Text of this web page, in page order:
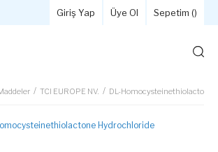
Giriş Yap Üye Ol Sepetim ()
TCI EUROPE NV. DL-Homocysteinethiolactone